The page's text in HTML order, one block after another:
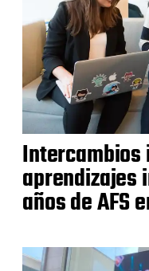
aprendizajes
años de AFS